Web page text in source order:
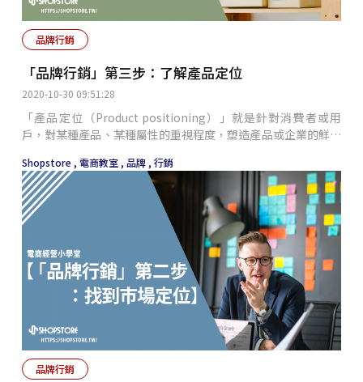
品牌行銷
2020-10-30 09:51:28
「品牌行銷」第三步：了解產品定位
「產品定位（Product positioning）」就是針對消費者或用
戶，對某種產品、某種屬性的重視程度，塑造產品或企業的鮮明
的顧客瞭解和認識該企業的產品。 「產品特色」有的可以從
「產品實體」上表現出來，例如：形態、成分、結構、性能、商
標、產地等；有的可以從「消費者心理」上反映出來，例如：豪
華、朴素、時髦、典雅等；
Shopstore , 電商教室 , 品牌 , 行銷
品牌行銷